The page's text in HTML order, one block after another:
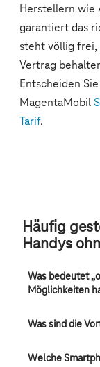
Häufig
Handys
Was bedeutet
Möglichkeiten
Was sind die
Welche